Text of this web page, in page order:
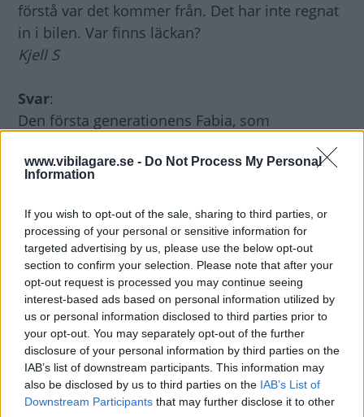
www.vibilagare.se - Do Not Process My Personal
Information
If you wish to opt-out of the sale, sharing to third parties, or
processing of your personal or sensitive information for
targeted advertising by us, please use the below opt-out
section to confirm your selection. Please note that after your
opt-out request is processed you may continue seeing
interest-based ads based on personal information utilized by
us or personal information disclosed to third parties prior to
your opt-out. You may separately opt-out of the further
disclosure of your personal information by third parties on the
IAB’s list of downstream participants. This information may
also be disclosed by us to third parties on the IAB’s List of
Downstream Participants that may further disclose it to other
förstå var det kommer från. Det har inte regnat
in i bilen. Var finns läckan?
Kjell S
Svar:
Den första generationens Fabia, som
tillverkades mellan 2001 och 2006, kunde ha
otäta bakdörrar. Auktoriserade verkstäder har
sex år från det bilarna levererades till kund har
Skoda tagit reparationen som ett goodwill-
ärende och hjälpt till med finansieringen. Men
vilken hjälp Fabiaägarna har kunnat få handlar
förstås också om bilens ålder, mätarställning,
servicehistoria och allmänna skick. Det är
tveksamt om du kan räkna med någon hjälp för
din tio år gamla Fabia, men fråga hos en
auktoriserad Skodaverkstad.
Marianne Sterner, Vi Bilägare